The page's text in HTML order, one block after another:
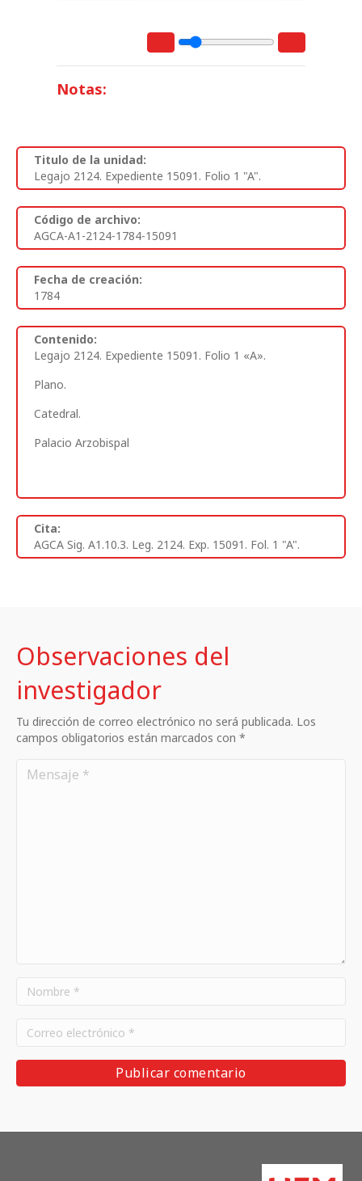
Notas:
Titulo de la unidad:
Legajo 2124. Expediente 15091. Folio 1 "A".
Código de archivo:
AGCA-A1-2124-1784-15091
Fecha de creación:
1784
Contenido:
Legajo 2124. Expediente 15091. Folio 1 «A».
Plano.
Catedral.
Palacio Arzobispal
Cita:
AGCA Sig. A1.10.3. Leg. 2124. Exp. 15091. Fol. 1 "A".
Observaciones del
investigador
Tu dirección de correo electrónico no será publicada. Los
campos obligatorios están marcados con *